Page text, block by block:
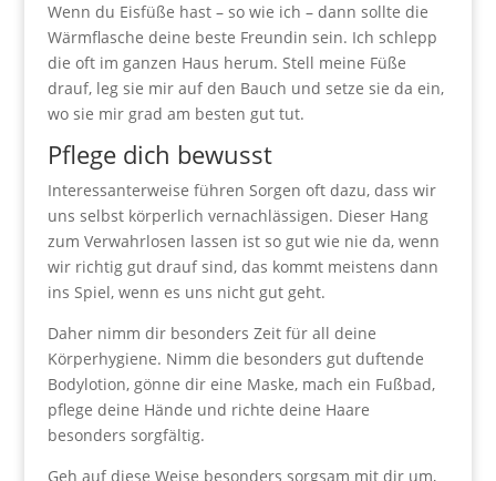
Wenn du Eisfüße hast – so wie ich – dann sollte die
Wärmflasche deine beste Freundin sein. Ich schlepp
die oft im ganzen Haus herum. Stell meine Füße
drauf, leg sie mir auf den Bauch und setze sie da ein,
wo sie mir grad am besten gut tut.
Pflege dich bewusst
Interessanterweise führen Sorgen oft dazu, dass wir
uns selbst körperlich vernachlässigen. Dieser Hang
zum Verwahrlosen lassen ist so gut wie nie da, wenn
wir richtig gut drauf sind, das kommt meistens dann
ins Spiel, wenn es uns nicht gut geht.
Daher nimm dir besonders Zeit für all deine
Körperhygiene. Nimm die besonders gut duftende
Bodylotion, gönne dir eine Maske, mach ein Fußbad,
pflege deine Hände und richte deine Haare
besonders sorgfältig.
Geh auf diese Weise besonders sorgsam mit dir um,